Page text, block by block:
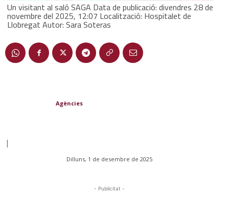
Un visitant al saló SAGA Data de publicació: divendres 28 de
novembre del 2025, 12:07 Localització: Hospitalet de
Llobregat Autor: Sara Soteras
Agències
|
Dilluns, 1 de desembre de 2025
- Publicitat -